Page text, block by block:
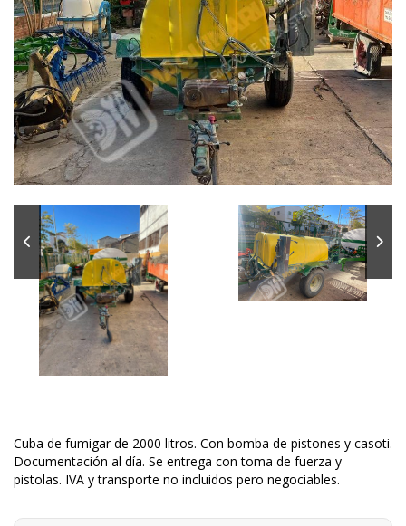
Cuba de fumigar de 2000 litros. Con bomba de pistones y casoti.
Documentación al día. Se entrega con toma de fuerza y
pistolas. IVA y transporte no incluidos pero negociables.